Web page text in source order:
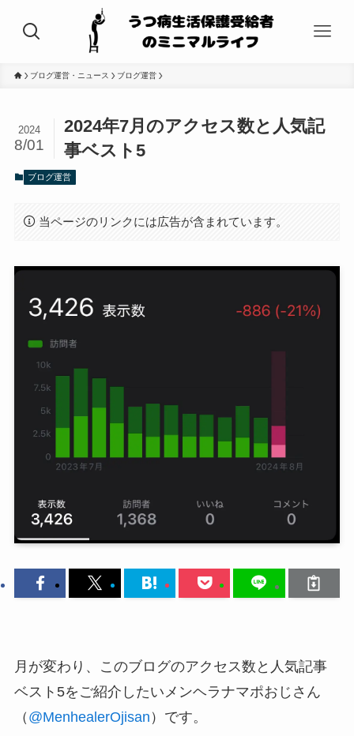
ブログ運営・ニュース ブログ運営
2024年7月のアクセス数と人気記
事ベスト5
2024
8/01
ブログ運営
当ページのリンクには広告が含まれています。
月が変わり、このブログのアクセス数と人気記事
ベスト5をご紹介したいメンヘラナマポおじさん
（ @MenhealerOjisan ）です。